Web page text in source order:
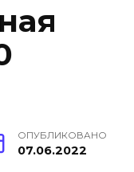
ОПУБЛИКОВАНО
07.06.2022